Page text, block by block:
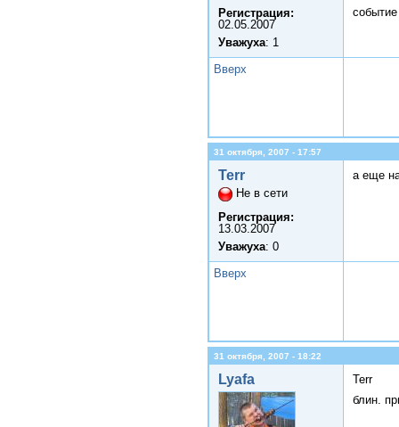
Регистрация:
02.05.2007
Уважуха: 1
Вверх
31 октября, 2007 - 17:57
Terr
Не в сети
Регистрация:
13.03.2007
Уважуха: 0
а еще
Вверх
31 октября, 2007 - 18:22
Lyafa
Terr
блин.